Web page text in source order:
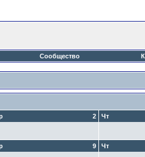
Сообщество
2 Чт
9 Чт